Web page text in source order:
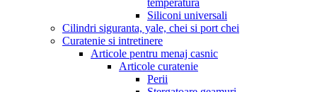
temperatura
Siliconi universali
Cilindri siguranta, yale, chei si port chei
Curatenie si intretinere
Articole pentru menaj casnic
Articole curatenie
Perii